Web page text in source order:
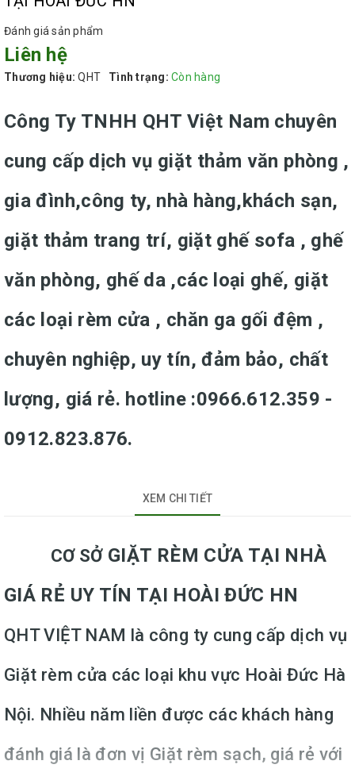
Đánh giá sản phẩm
Liên hệ
Thương hiệu: QHT Tình trạng: Còn hàng
Công Ty TNHH QHT Việt Nam chuyên
cung cấp dịch vụ giặt thảm văn phòng ,
gia đình,công ty, nhà hàng,khách sạn,
giặt thảm trang trí, giặt ghế sofa , ghế
văn phòng, ghế da ,các loại ghế, giặt
các loại rèm cửa , chăn ga gối đệm ,
chuyên nghiệp, uy tín, đảm bảo, chất
lượng, giá rẻ. hotline :0966.612.359 -
0912.823.876.
XEM CHI TIẾT
CƠ SỞGIẶT RÈM CỬA TẠI NHÀ
GIÁ RẺ UY TÍN TẠI HOÀI ĐỨC HN
QHT VIỆT NAM là công ty cung cấp dịch vụ
Giặt rèm cửa các loại khu vực Hoài Đức Hà
Nội. Nhiều năm liền được các khách hàng
đánh giá là đơn vị Giặt rèm sạch, giá rẻ với